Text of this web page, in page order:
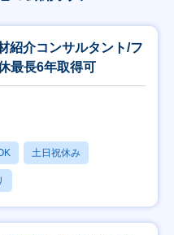
紹介コンサルタント/フ
最長6年取得可
土日祝休み